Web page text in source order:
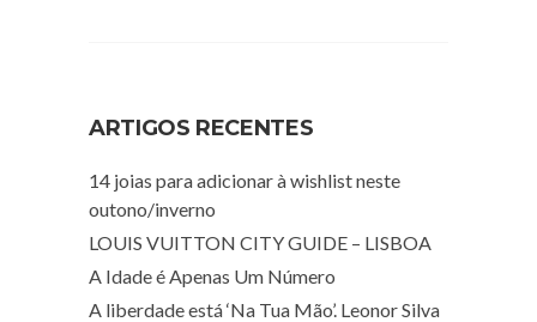
ARTIGOS RECENTES
14 joias para adicionar à wishlist neste
outono/inverno
LOUIS VUITTON CITY GUIDE – LISBOA
A Idade é Apenas Um Número
A liberdade está ‘Na Tua Mão’. Leonor Silva